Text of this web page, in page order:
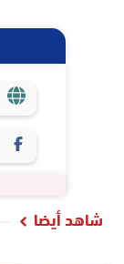
شاهد أيضا